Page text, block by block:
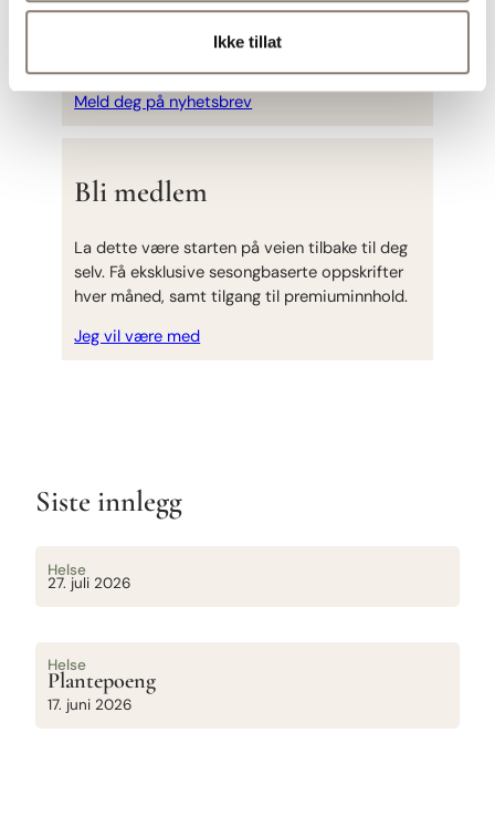
Ikke tillat
Få tilgang på nye oppskrifter først –
Meld deg på nyhetsbrev
Bli medlem
La dette være starten på veien tilbake til deg
selv. Få eksklusive sesongbaserte oppskrifter
hver måned, samt tilgang til premiuminnhold.
Jeg vil være med
Siste innlegg
Helse
27. juli 2026
Helse
Plantepoeng
17. juni 2026